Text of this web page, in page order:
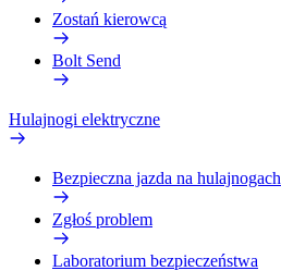
Zostań kierowcą
Bolt Send
Hulajnogi elektryczne
Bezpieczna jazda na hulajnogach
Zgłoś problem
Laboratorium bezpieczeństwa